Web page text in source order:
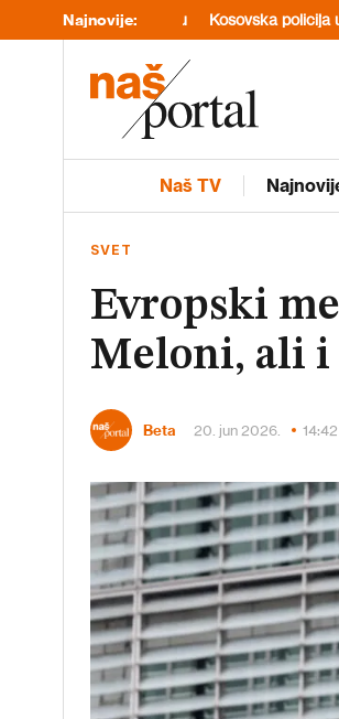
Najnovije:
u Jemenu Kosovska policija uhapsila
Naš TV
SVET
Evropski
Meloni, ali i
Beta 20. jun 2026. 14:42